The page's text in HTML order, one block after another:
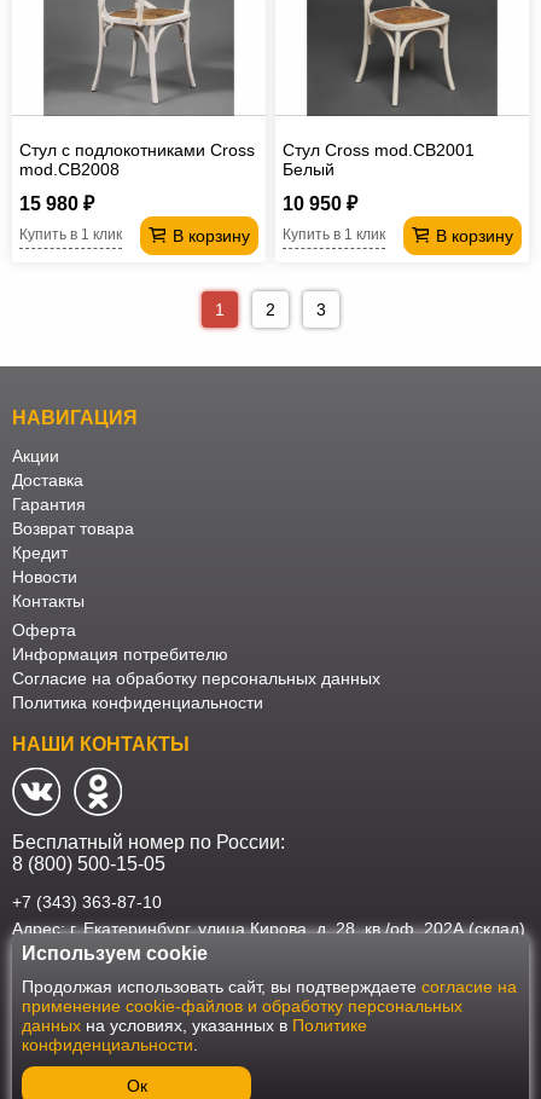
Стул с подлокотниками Cross
mod.CB2008
15 980 ₽
В корзину
Купить в 1 клик
Стул Cross mod.CB2001
Белый
10 950 ₽
В корзину
Купить в 1 клик
1 2 3
НАВИГАЦИЯ
Акции
Доставка
Гарантия
Возврат товара
Кредит
Новости
Контакты
Оферта
Информация потребителю
Согласие на обработку персональных данных
Политика конфиденциальности
НАШИ КОНТАКТЫ
Бесплатный номер по России:
8 (800) 500-15-05
+7 (343) 363-87-10
Адрес: г. Екатеринбург, улица Кирова, д. 28, кв./оф. 202А (склад)
Наш интернет-магазин работает в соответствии с требованиями
Федерального закона от 27 июля 2006 года №152-ФЗ "О персональных
данных". Оформить заказ на сайте Мебеласка возможно только при
наличии согласия на обработку Ваших персональных данных. Для
улучшения работы сайта и его взаимодействия с пользователями мы
используем файлы cookie. Продолжая пользоваться сайтом, вы
соглашаетесь с использованием cookie.
Используем cookie
Продолжая использовать сайт, вы подтверждаете согласие на
применение cookie-файлов и обработку персональных
данных на условиях, указанных в Политике
конфиденциальности
Ок